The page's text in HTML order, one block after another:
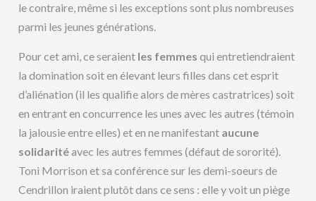
le contraire, même si les exceptions sont plus nombreuses
parmi les jeunes générations.
Pour cet ami, ce seraient les femmes qui entretiendraient
la domination soit en élevant leurs filles dans cet esprit
d’aliénation (il les qualifie alors de mères castratrices) soit
en entrant en concurrence les unes avec les autres (témoin
la jalousie entre elles) et en ne manifestant aucune
solidaritéavec les autres femmes (défaut de sororité).
Toni Morrison et sa conférence sur les demi-soeurs de
Cendrillon iraient plutôt dans ce sens : elle y voit un piège